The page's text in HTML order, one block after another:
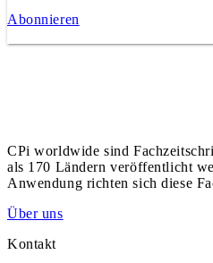
Abonnieren
CPi worldwide sind
als 170 Ländern veröffentlicht
Anwendung richten sich diese
Über uns
Kontakt